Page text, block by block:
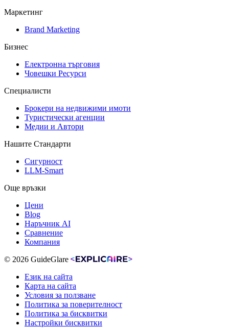
Маркетинг
Brand Marketing
Бизнес
Електронна търговия
Човешки Ресурси
Специалисти
Брокери на недвижими имоти
Туристически агенции
Медии и Автори
Нашите Стандарти
Сигурност
LLM-Smart
Още връзки
Цени
Blog
Наръчник AI
Сравнение
Компания
© 2026 GuideGlare
Език на сайта
Карта на сайта
Условия за ползване
Политика за поверителност
Политика за бисквитки
Настройки бисквитки